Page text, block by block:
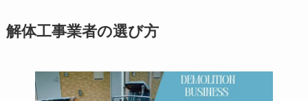
解体工事業者の選び方